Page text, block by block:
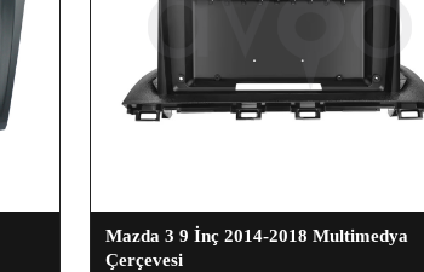
Mazda 3 9 İnç 2014-2018 Multimedya
Çerçevesi